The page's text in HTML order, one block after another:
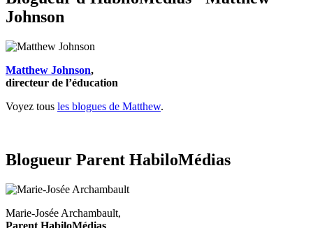
Johnson
Matthew Johnson,
directeur de l’éducation
Voyez tous les blogues de Matthew.
Blogueur Parent HabiloMédias
Marie-Josée Archambault,
Parent HabiloMédias